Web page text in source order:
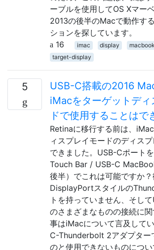
ーブルを使用してOS Xマー
2013の後半のMacで動作す
ションを探しています。
16
imac display macbook
target-display
5
USB-C搭載の2016
iMacをターゲットディ
ドで使用することはで
Retinaに移行する前は、
ィスプレイモードのディス
できました。USB-Cポート
Touch Bar / USB-C
後半）でこれは可能ですか
DisplayPortスタイルの
トを持っていません、そし
のさまざまなものの接続に
事はiMacについて言及して
C-Thunderbolt 2アダプター
のと使用できないものにつ